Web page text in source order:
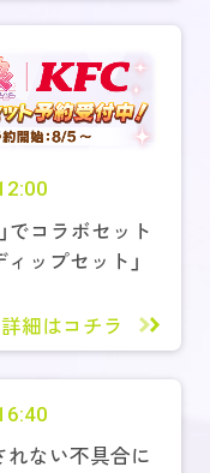
でコラボセット
ィップセット」
詳細はコチラ
れない不具合に